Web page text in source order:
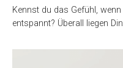
Kennst du das Gefühl,
entspannt? Überall liegen